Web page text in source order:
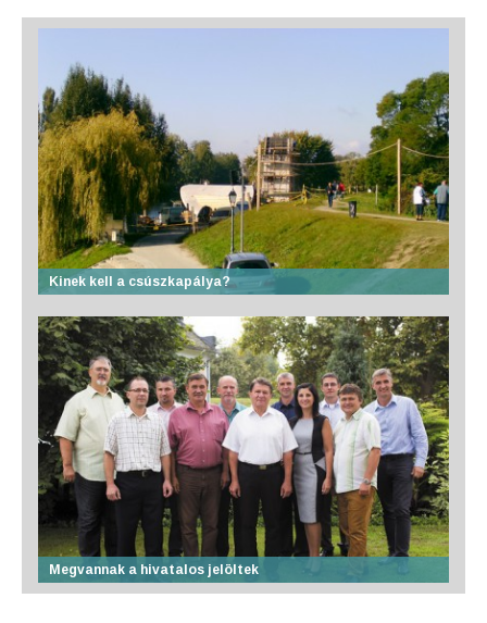
Kinek kell a csúszkapálya?
Megvannak a hivatalos jelöltek